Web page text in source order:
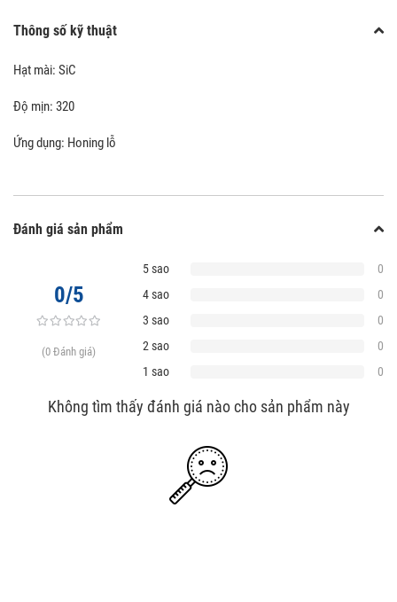
Thông số kỹ thuật
Hạt mài: SiC
Độ mịn: 320
Ứng dụng: Honing lỗ
Đánh giá sản phẩm
0/5
(0 Đánh giá)
5 sao
0
4 sao
0
3 sao
0
2 sao
0
1 sao
0
Không tìm thấy đánh giá nào cho sản phẩm này